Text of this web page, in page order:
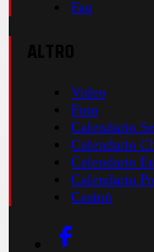
Faq
Video
Foto
Calendario
Calendario
Calendario
Calendario
Casinò